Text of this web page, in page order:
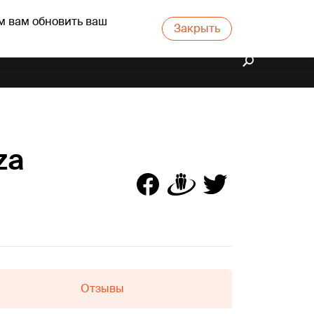
вам обновить ваш Закрыть
Отзывы